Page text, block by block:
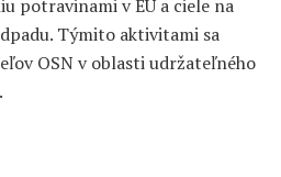
potravinami v EÚ a ciele na
Týmito aktivitami sa
OSN v oblasti udržateľného